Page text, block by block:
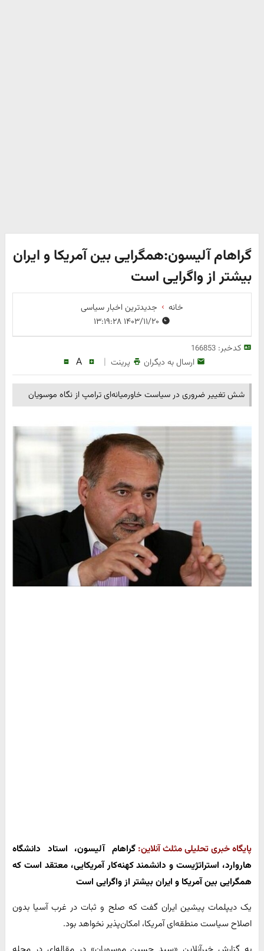
گراهام آلیسون:همگرایی بین آمریکا و ایران
بیشتر از واگرایی است
خانه
جدیدترین اخبار سیاسی
کدخبر:166853
ارسال به دیگران پرینت |
A
شش تغییر ضروری در سیاست خاورمیانه‌ای ترامپ از نگاه موسویان
پایگاه خبری تحلیلی مثلث آنلاین: گراهام آلیسون، استاد دانشگاه
هاروارد، استراتژیست و دانشمند کهنه‌کار آمریکایی، معتقد است که
همگرایی بین آمریکا و ایران بیشتر از واگرایی است
یک دیپلمات پیشین ایران گفت که صلح و ثبات در غرب آسیا بدون
اصلاح سیاست منطقه‌ای آمریکا، امکان‌پذیر نخواهد بود.